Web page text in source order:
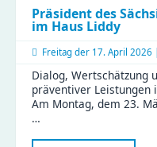
Präsident des
im Haus Liddy
Freitag der 17. April 2026 |
Dialog, Wertschätzung
präventiver Leistungen
Am Montag, dem 23.
…